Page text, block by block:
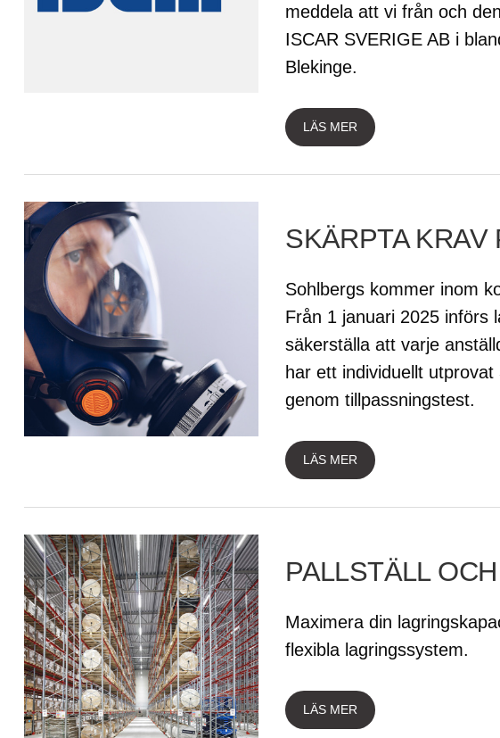
meddela att vi från och
ISCAR SVERIGE AB i
Blekinge.
LÄS MER
SKÄRPTA KRAV
Sohlbergs kommer inom
Från 1 januari 2025 införs
säkerställa att varje
har ett individuellt
genom tillpassningstest.
LÄS MER
PALLSTÄLL
Maximera din
flexibla lagringssystem.
LÄS MER